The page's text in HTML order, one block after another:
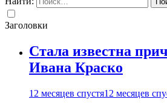
Заголовки
Стала известна
Ивана Краско
12 месяцев спустя12 месяцев